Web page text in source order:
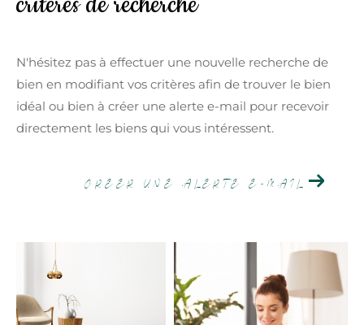
N'hésitez pas à effectuer une nouvelle recherche de
bien en modifiant vos critères afin de trouver le bien
idéal ou bien à créer une alerte e-mail pour recevoir
directement les biens qui vous intéressent.
CREER UNE ALERTE E-MAIL
Surface
Surface
AFFINER LES CRITÈRES
TERRASSE PARKING PISCINE